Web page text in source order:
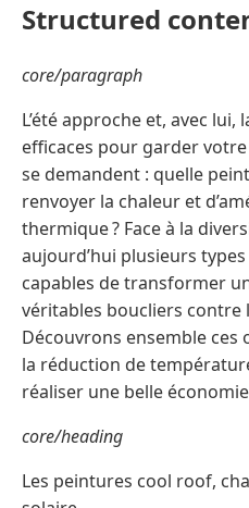
Structured
core/paragraph
L’été approche et, avec
efficaces pour garder
se demandent : quelle
renvoyer la chaleur et
thermique ? Face à la
aujourd’hui plusieurs
capables de transformer
véritables boucliers contre
Découvrons ensemble
la réduction de
réaliser une belle
core/heading
Les peintures cool roof,